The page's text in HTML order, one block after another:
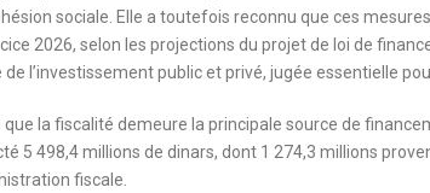
sociale. Elle a toutefois reconnu que ces
2026, selon les projections du projet de loi de
l’investissement public et privé, jugée essentielle
la fiscalité demeure la principale source de
5 498,4 millions de dinars, dont 1 274,3 millions
fiscale.